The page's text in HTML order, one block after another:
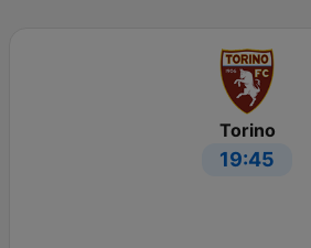
Torino
19:45